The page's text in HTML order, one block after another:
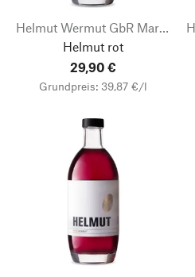
Helmut Wermut GbR Markus Weiß
Helmut rot
29,90 €
Grundpreis: 39,87 €/l